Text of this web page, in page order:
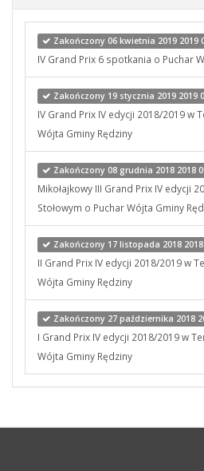
Zakończony 06 kwietnia 2019 2019
IV Grand Prix 6 spotkania o Puchar
Zakończony 19 stycznia 2019 2019
IV Grand Prix IV edycji 2018/2019 w
Wójta Gminy Rędziny
Zakończony 08 grudnia 2018 2018
Mikołajkowy III Grand Prix IV edycji
Stołowym o Puchar Wójta Gminy
Zakończony 17 listopada 2018 2018
II Grand Prix IV edycji 2018/2019 w
Wójta Gminy Rędziny
Zakończony 27 października 2018
I Grand Prix IV edycji 2018/2019 w
Wójta Gminy Rędziny